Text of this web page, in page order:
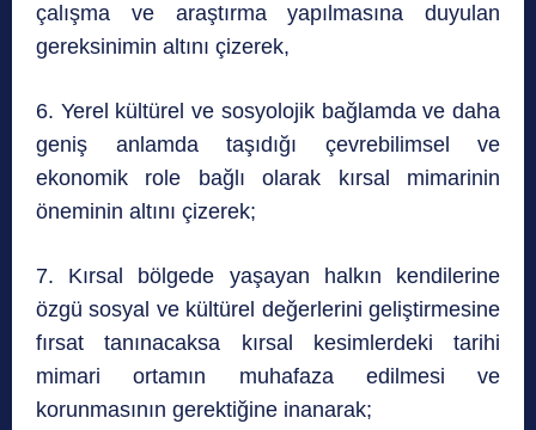
çalışma ve araştırma yapılmasına duyulan
gereksinimin altını çizerek,
6. Yerel kültürel ve sosyolojik bağlamda ve daha
geniş anlamda taşıdığı çevrebilimsel ve
ekonomik role bağlı olarak kırsal mimarinin
öneminin altını çizerek;
7. Kırsal bölgede yaşayan halkın kendilerine
özgü sosyal ve kültürel değerlerini geliştirmesine
fırsat tanınacaksa kırsal kesimlerdeki tarihi
mimari ortamın muhafaza edilmesi ve
korunmasının gerektiğine inanarak;